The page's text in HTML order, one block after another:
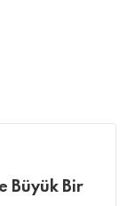
Büyük Bir